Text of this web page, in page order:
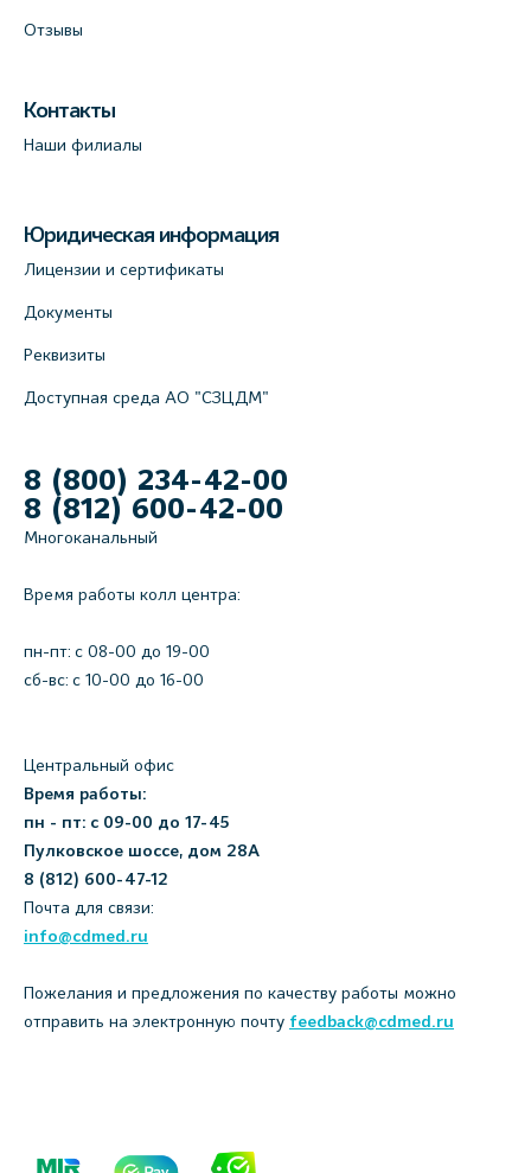
Отзывы
Контакты
Наши филиалы
Юридическая информация
Лицензии и сертификаты
Документы
Реквизиты
Доступная среда АО "СЗЦДМ"
8 (800) 234-42-00
8 (812) 600-42-00
Многоканальный
Время работы колл центра:
пн-пт: c 08-00 до 19-00
сб-вс: с 10-00 до 16-00
Центральный офис
Время работы:
пн - пт: с 09-00 до 17-45
Пулковское шоссе, дом 28А
8 (812) 600-47-12
Почта для связи:
info@cdmed.ru
Пожелания и предложения по качеству работы можно
отправить на электронную почту feedback@cdmed.ru